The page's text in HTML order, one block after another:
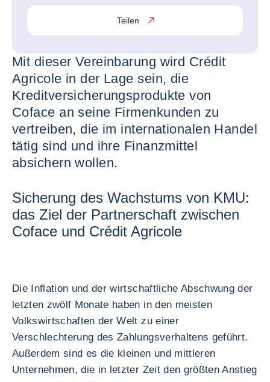
Teilen
Mit dieser Vereinbarung wird Crédit
Agricole in der Lage sein, die
Kreditversicherungsprodukte von
Coface an seine Firmenkunden zu
vertreiben, die im internationalen Handel
tätig sind und ihre Finanzmittel
absichern wollen.
Sicherung des Wachstums von KMU:
das Ziel der Partnerschaft zwischen
Coface und Crédit Agricole
Die Inflation und der wirtschaftliche Abschwung der
letzten zwölf Monate haben in den meisten
Volkswirtschaften der Welt zu einer
Verschlechterung des Zahlungsverhaltens geführt.
Außerdem sind es die kleinen und mittleren
Unternehmen, die in letzter Zeit den größten Anstieg